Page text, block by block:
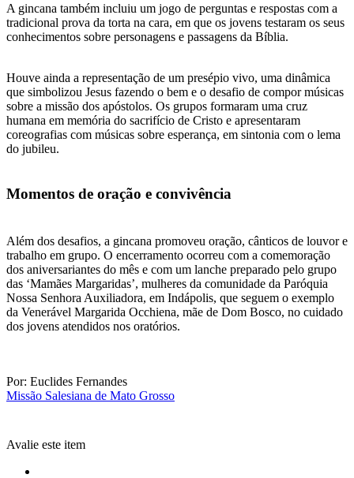
A gincana também incluiu um jogo de perguntas e respostas com a
tradicional prova da torta na cara, em que os jovens testaram os seus
conhecimentos sobre personagens e passagens da Bíblia.
Houve ainda a representação de um presépio vivo, uma dinâmica
que simbolizou Jesus fazendo o bem e o desafio de compor músicas
sobre a missão dos apóstolos. Os grupos formaram uma cruz
humana em memória do sacrifício de Cristo e apresentaram
coreografias com músicas sobre esperança, em sintonia com o lema
do jubileu.
Momentos de oração e convivência
Além dos desafios, a gincana promoveu oração, cânticos de louvor e
trabalho em grupo. O encerramento ocorreu com a comemoração
dos aniversariantes do mês e com um lanche preparado pelo grupo
das ‘Mamães Margaridas’, mulheres da comunidade da Paróquia
Nossa Senhora Auxiliadora, em Indápolis, que seguem o exemplo
da Venerável Margarida Occhiena, mãe de Dom Bosco, no cuidado
dos jovens atendidos nos oratórios.
Por: Euclides Fernandes
Missão Salesiana de Mato Grosso
Avalie este item